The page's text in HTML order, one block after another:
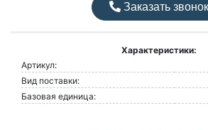
Заказать звонок
Характеристики:
Артикул:
Вид поставки:
Базовая единица: